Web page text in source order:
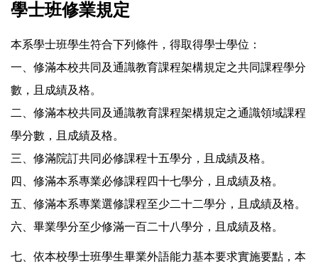
學士班修業規定
本系學士班學生符合下列條件，得取得學士學位：
一、修滿本校共同及通識教育課程架構規定之共同課程學分
數，且成績及格。
二、修滿本校共同及通識教育課程架構規定之通識領域課程
學分數，且成績及格。
三、修滿院訂共同必修課程十五學分，且成績及格。
四、修滿本系專業必修課程四十七學分，且成績及格。
五、修滿本系專業選修課程至少二十二學分，且成績及格。
六、畢業學分至少修滿一百二十八學分，且成績及格。
七、依本校學士班學生畢業外語能力基本要求實施要點，本